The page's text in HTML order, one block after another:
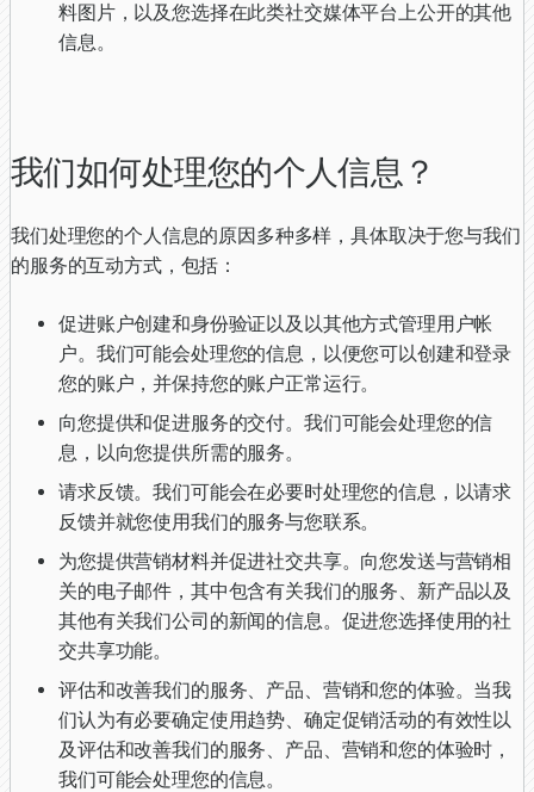
料图片，以及您选择在此类社交媒体平台上公开的其他
信息。
我们如何处理您的个人信息？
我们处理您的个人信息的原因多种多样，具体取决于您与我们
的服务的互动方式，包括：
促进账户创建和身份验证以及以其他方式管理用户帐
户。我们可能会处理您的信息，以便您可以创建和登录
您的账户，并保持您的账户正常运行。
向您提供和促进服务的交付。我们可能会处理您的信
息，以向您提供所需的服务。
请求反馈。我们可能会在必要时处理您的信息，以请求
反馈并就您使用我们的服务与您联系。
为您提供营销材料并促进社交共享。向您发送与营销相
关的电子邮件，其中包含有关我们的服务、新产品以及
其他有关我们公司的新闻的信息。促进您选择使用的社
交共享功能。
评估和改善我们的服务、产品、营销和您的体验。当我
们认为有必要确定使用趋势、确定促销活动的有效性以
及评估和改善我们的服务、产品、营销和您的体验时，
我们可能会处理您的信息。